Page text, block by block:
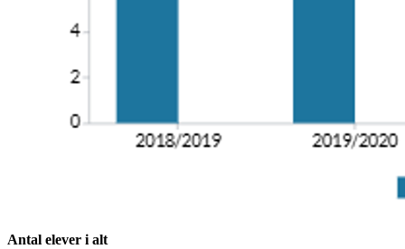
Antal elever i alt